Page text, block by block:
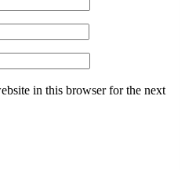
in this browser for the next